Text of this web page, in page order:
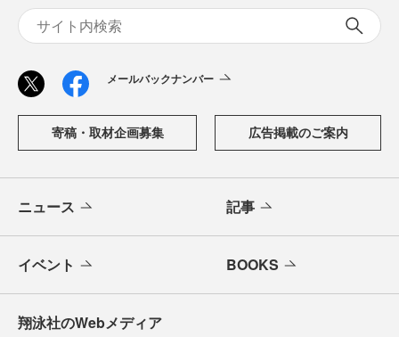
メールバックナンバー
寄稿・取材企画募集 広告掲載のご案内
ニュース 記事
イベント BOOKS
翔泳社のWebメディア